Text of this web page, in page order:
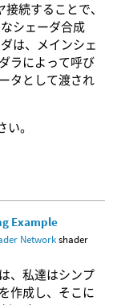
続することで、
シェーダ合成
は、メインシェ
ラによって呼び
タとして渡され
。
Example
Networkshader
、私達はシンプ
作成し、そこに